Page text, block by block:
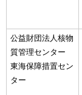
公益財団法人核物
質管理センター
東海保障措置セン
ター